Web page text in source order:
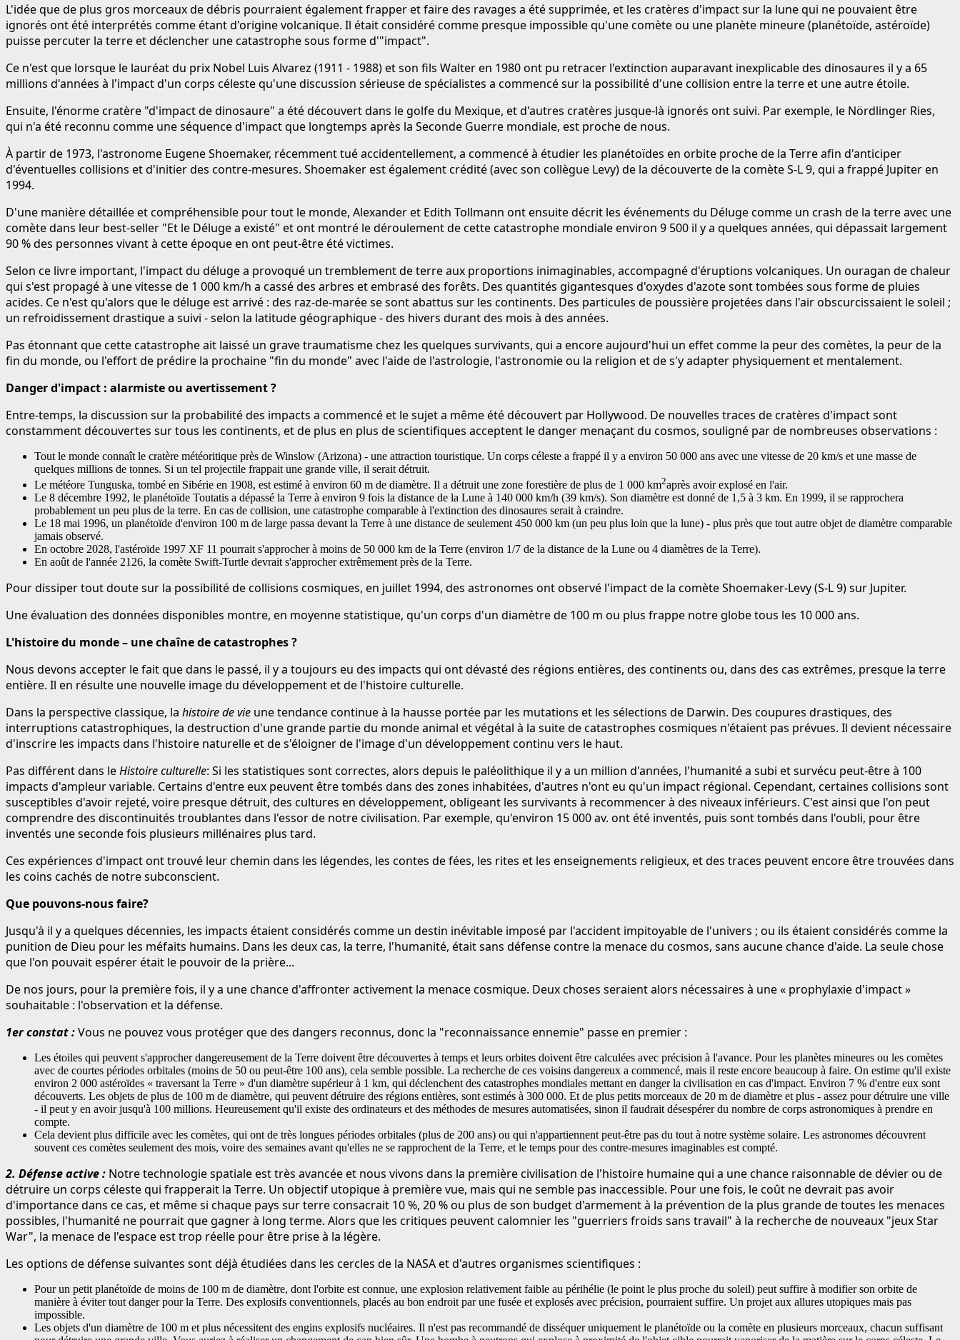
L'idée que de plus gros morceaux de débris pourraient également frapper et faire des ravages a été supprimée, et les cratères d'impact sur la lune qui ne pouvaient être
ignorés ont été interprétés comme étant d'origine volcanique. Il était considéré comme presque impossible qu'une comète ou une planète mineure (planétoïde, astéroïde)
puisse percuter la terre et déclencher une catastrophe sous forme d'"impact".
Ce n'est que lorsque le lauréat du prix Nobel Luis Alvarez (1911 - 1988) et son fils Walter en 1980 ont pu retracer l'extinction auparavant inexplicable des dinosaures il y a 65
millions d'années à l'impact d'un corps céleste qu'une discussion sérieuse de spécialistes a commencé sur la possibilité d'une collision entre la terre et une autre étoile.
Ensuite, l'énorme cratère "d'impact de dinosaure" a été découvert dans le golfe du Mexique, et d'autres cratères jusque-là ignorés ont suivi. Par exemple, le Nördlinger Ries,
qui n'a été reconnu comme une séquence d'impact que longtemps après la Seconde Guerre mondiale, est proche de nous.
À partir de 1973, l'astronome Eugene Shoemaker, récemment tué accidentellement, a commencé à étudier les planétoïdes en orbite proche de la Terre afin d'anticiper
d'éventuelles collisions et d'initier des contre-mesures. Shoemaker est également crédité (avec son collègue Levy) de la découverte de la comète S‑L 9, qui a frappé Jupiter en
1994.
D'une manière détaillée et compréhensible pour tout le monde, Alexander et Edith Tollmann ont ensuite décrit les événements du Déluge comme un crash de la terre avec une
comète dans leur best-seller "Et le Déluge a existé" et ont montré le déroulement de cette catastrophe mondiale environ 9 500 il y a quelques années, qui dépassait largement
90 % des personnes vivant à cette époque en ont peut-être été victimes.
Selon ce livre important, l'impact du déluge a provoqué un tremblement de terre aux proportions inimaginables, accompagné d'éruptions volcaniques. Un ouragan de chaleur
qui s'est propagé à une vitesse de 1 000 km/h a cassé des arbres et embrasé des forêts. Des quantités gigantesques d'oxydes d'azote sont tombées sous forme de pluies
acides. Ce n'est qu'alors que le déluge est arrivé : des raz-de-marée se sont abattus sur les continents. Des particules de poussière projetées dans l'air obscurcissaient le soleil ;
un refroidissement drastique a suivi - selon la latitude géographique - des hivers durant des mois à des années.
Pas étonnant que cette catastrophe ait laissé un grave traumatisme chez les quelques survivants, qui a encore aujourd'hui un effet comme la peur des comètes, la peur de la
fin du monde, ou l'effort de prédire la prochaine "fin du monde" avec l'aide de l'astrologie, l'astronomie ou la religion et de s'y adapter physiquement et mentalement.
Danger d'impact : alarmiste ou avertissement ?
Entre-temps, la discussion sur la probabilité des impacts a commencé et le sujet a même été découvert par Hollywood. De nouvelles traces de cratères d'impact sont
constamment découvertes sur tous les continents, et de plus en plus de scientifiques acceptent le danger menaçant du cosmos, souligné par de nombreuses observations :
Tout le monde connaît le cratère météoritique près de Winslow (Arizona) - une attraction touristique. Un corps céleste a frappé il y a environ 50 000 ans avec une vitesse de 20 km/s et une masse de
quelques millions de tonnes. Si un tel projectile frappait une grande ville, il serait détruit.
Le météore Tunguska, tombé en Sibérie en 1908, est estimé à environ 60 m de diamètre. Il a détruit une zone forestière de plus de 1 000 km2après avoir explosé en l'air.
Le 8 décembre 1992, le planétoïde Toutatis a dépassé la Terre à environ 9 fois la distance de la Lune à 140 000 km/h (39 km/s). Son diamètre est donné de 1,5 à 3 km. En 1999, il se rapprochera
probablement un peu plus de la terre. En cas de collision, une catastrophe comparable à l'extinction des dinosaures serait à craindre.
Le 18 mai 1996, un planétoïde d'environ 100 m de large passa devant la Terre à une distance de seulement 450 000 km (un peu plus loin que la lune) - plus près que tout autre objet de diamètre comparable
jamais observé.
En octobre 2028, l'astéroïde 1997 XF 11 pourrait s'approcher à moins de 50 000 km de la Terre (environ 1/7 de la distance de la Lune ou 4 diamètres de la Terre).
En août de l'année 2126, la comète Swift-Turtle devrait s'approcher extrêmement près de la Terre.
Pour dissiper tout doute sur la possibilité de collisions cosmiques, en juillet 1994, des astronomes ont observé l'impact de la comète Shoemaker-Levy (S-L 9) sur Jupiter.
Une évaluation des données disponibles montre, en moyenne statistique, qu'un corps d'un diamètre de 100 m ou plus frappe notre globe tous les 10 000 ans.
L'histoire du monde – une chaîne de catastrophes ?
Nous devons accepter le fait que dans le passé, il y a toujours eu des impacts qui ont dévasté des régions entières, des continents ou, dans des cas extrêmes, presque la terre
entière. Il en résulte une nouvelle image du développement et de l'histoire culturelle.
Dans la perspective classique, la histoire de vie une tendance continue à la hausse portée par les mutations et les sélections de Darwin. Des coupures drastiques, des
interruptions catastrophiques, la destruction d'une grande partie du monde animal et végétal à la suite de catastrophes cosmiques n'étaient pas prévues. Il devient nécessaire
d'inscrire les impacts dans l'histoire naturelle et de s'éloigner de l'image d'un développement continu vers le haut.
Pas différent dans leHistoire culturelle: Si les statistiques sont correctes, alors depuis le paléolithique il y a un million d'années, l'humanité a subi et survécu peut-être à 100
impacts d'ampleur variable. Certains d'entre eux peuvent être tombés dans des zones inhabitées, d'autres n'ont eu qu'un impact régional. Cependant, certaines collisions sont
susceptibles d'avoir rejeté, voire presque détruit, des cultures en développement, obligeant les survivants à recommencer à des niveaux inférieurs. C'est ainsi que l'on peut
comprendre des discontinuités troublantes dans l'essor de notre civilisation. Par exemple, qu'environ 15 000 av. ont été inventés, puis sont tombés dans l'oubli, pour être
inventés une seconde fois plusieurs millénaires plus tard.
Ces expériences d'impact ont trouvé leur chemin dans les légendes, les contes de fées, les rites et les enseignements religieux, et des traces peuvent encore être trouvées dans
les coins cachés de notre subconscient.
Que pouvons-nous faire?
Jusqu'à il y a quelques décennies, les impacts étaient considérés comme un destin inévitable imposé par l'accident impitoyable de l'univers ; ou ils étaient considérés comme la
punition de Dieu pour les méfaits humains. Dans les deux cas, la terre, l'humanité, était sans défense contre la menace du cosmos, sans aucune chance d'aide. La seule chose
que l'on pouvait espérer était le pouvoir de la prière...
De nos jours, pour la première fois, il y a une chance d'affronter activement la menace cosmique. Deux choses seraient alors nécessaires à une « prophylaxie d'impact »
souhaitable : l'observation et la défense.
1er constat :Vous ne pouvez vous protéger que des dangers reconnus, donc la "reconnaissance ennemie" passe en premier :
Les étoiles qui peuvent s'approcher dangereusement de la Terre doivent être découvertes à temps et leurs orbites doivent être calculées avec précision à l'avance. Pour les planètes mineures ou les comètes
avec de courtes périodes orbitales (moins de 50 ou peut-être 100 ans), cela semble possible. La recherche de ces voisins dangereux a commencé, mais il reste encore beaucoup à faire. On estime qu'il existe
environ 2 000 astéroïdes « traversant la Terre » d'un diamètre supérieur à 1 km, qui déclenchent des catastrophes mondiales mettant en danger la civilisation en cas d'impact. Environ 7 % d'entre eux sont
découverts. Les objets de plus de 100 m de diamètre, qui peuvent détruire des régions entières, sont estimés à 300 000. Et de plus petits morceaux de 20 m de diamètre et plus - assez pour détruire une ville
- il peut y en avoir jusqu'à 100 millions. Heureusement qu'il existe des ordinateurs et des méthodes de mesures automatisées, sinon il faudrait désespérer du nombre de corps astronomiques à prendre en
compte.
Cela devient plus difficile avec les comètes, qui ont de très longues périodes orbitales (plus de 200 ans) ou qui n'appartiennent peut-être pas du tout à notre système solaire. Les astronomes découvrent
souvent ces comètes seulement des mois, voire des semaines avant qu'elles ne se rapprochent de la Terre, et le temps pour des contre-mesures imaginables est compté.
2. Défense active : Notre technologie spatiale est très avancée et nous vivons dans la première civilisation de l'histoire humaine qui a une chance raisonnable de dévier ou de
détruire un corps céleste qui frapperait la Terre. Un objectif utopique à première vue, mais qui ne semble pas inaccessible. Pour une fois, le coût ne devrait pas avoir
d'importance dans ce cas, et même si chaque pays sur terre consacrait 10 %, 20 % ou plus de son budget d'armement à la prévention de la plus grande de toutes les menaces
possibles, l'humanité ne pourrait que gagner à long terme. Alors que les critiques peuvent calomnier les "guerriers froids sans travail" à la recherche de nouveaux "jeux Star
War", la menace de l'espace est trop réelle pour être prise à la légère.
Les options de défense suivantes sont déjà étudiées dans les cercles de la NASA et d'autres organismes scientifiques :
Pour un petit planétoïde de moins de 100 m de diamètre, dont l'orbite est connue, une explosion relativement faible au périhélie (le point le plus proche du soleil) peut suffire à modifier son orbite de
manière à éviter tout danger pour la Terre. Des explosifs conventionnels, placés au bon endroit par une fusée et explosés avec précision, pourraient suffire. Un projet aux allures utopiques mais pas
impossible.
Les objets d'un diamètre de 100 m et plus nécessitent des engins explosifs nucléaires. Il n'est pas recommandé de disséquer uniquement le planétoïde ou la comète en plusieurs morceaux, chacun suffisant